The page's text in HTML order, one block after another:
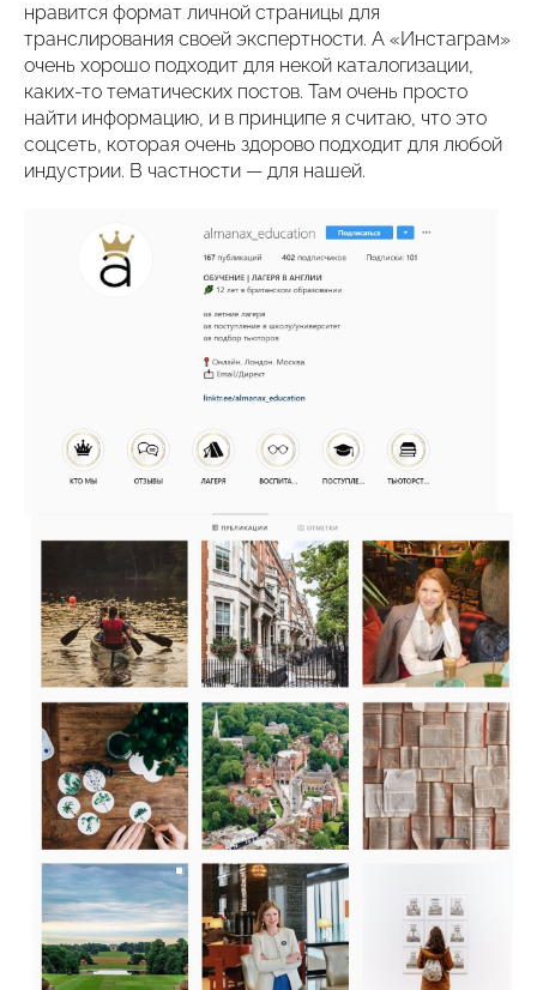
нравится формат личной страницы для
транслирования своей экспертности. А «Инстаграм»
очень хорошо подходит для некой каталогизации,
каких-то тематических постов. Там очень просто
найти информацию, и в принципе я считаю, что это
соцсеть, которая очень здорово подходит для любой
индустрии. В частности — для нашей.